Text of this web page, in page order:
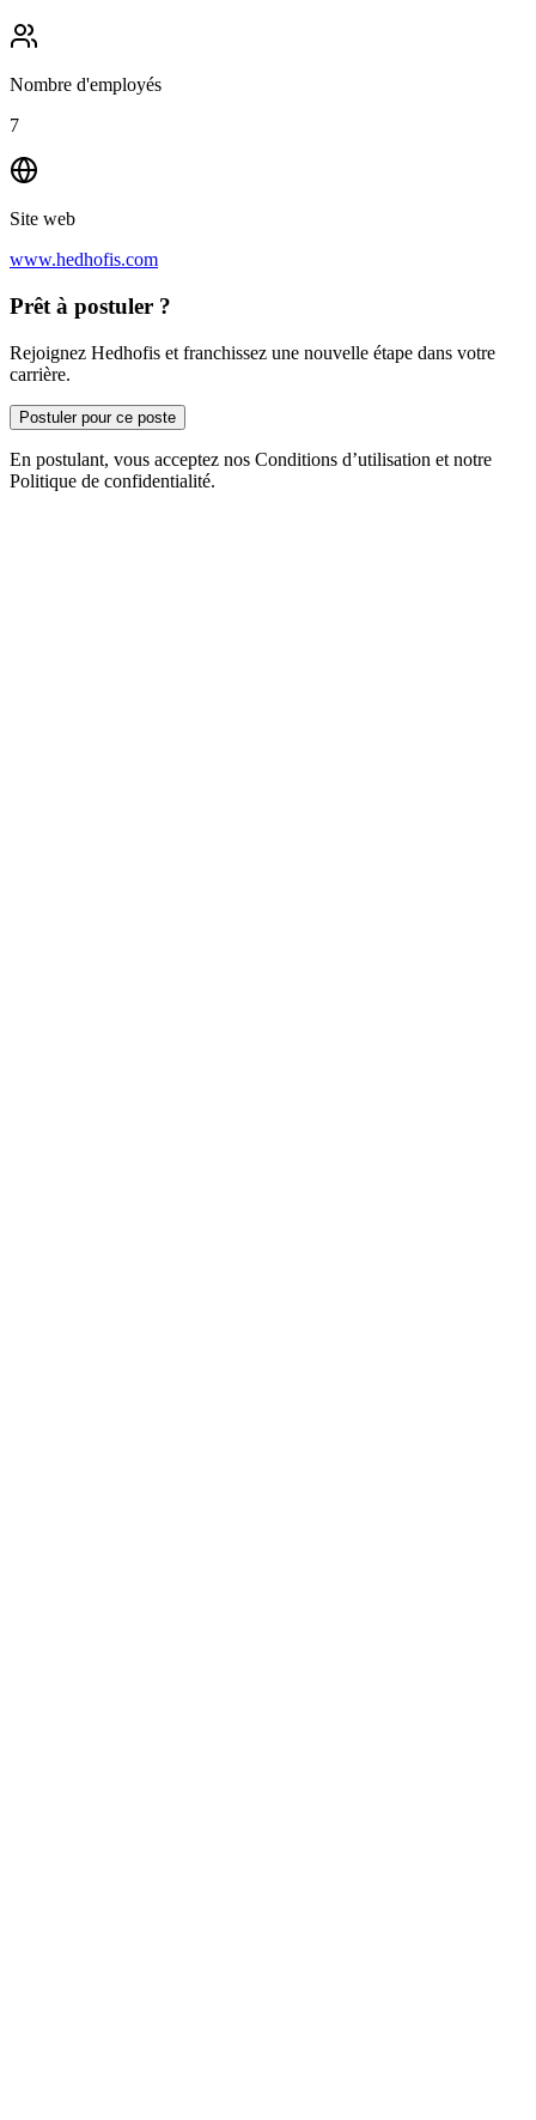
Nombre d'employés
7
Site web
www.hedhofis.com
Prêt à postuler ?
Rejoignez Hedhofis et franchissez une nouvelle étape dans votre
carrière.
Postuler pour ce poste
En postulant, vous acceptez nos Conditions d’utilisation et notre
Politique de confidentialité.